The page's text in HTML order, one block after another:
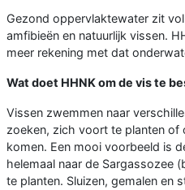
Gezond oppervlaktewater zit
amfibieën en natuurlijk vissen.
meer rekening met dat
Wat doet HHNK om de vis te
Vissen zwemmen naar
zoeken, zich voort te planten
komen. Een mooi voorbeeld is
helemaal naar de Sargassozee
te planten. Sluizen, gemalen en